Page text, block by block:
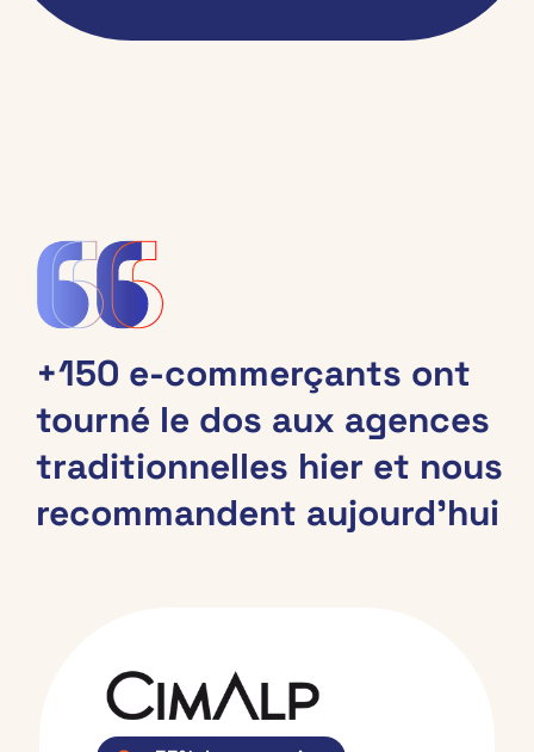
+150 e-commerçants ont
tourné le dos aux agences
traditionnelles hier et nous
recommandent aujourd’hui